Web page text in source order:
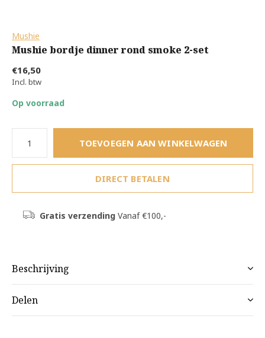
Mushie
Mushie bordje dinner rond smoke 2-set
€16,50
Incl. btw
Op voorraad
TOEVOEGEN AAN WINKELWAGEN
DIRECT BETALEN
Gratis verzendingVanaf €100,-
Beschrijving
Delen